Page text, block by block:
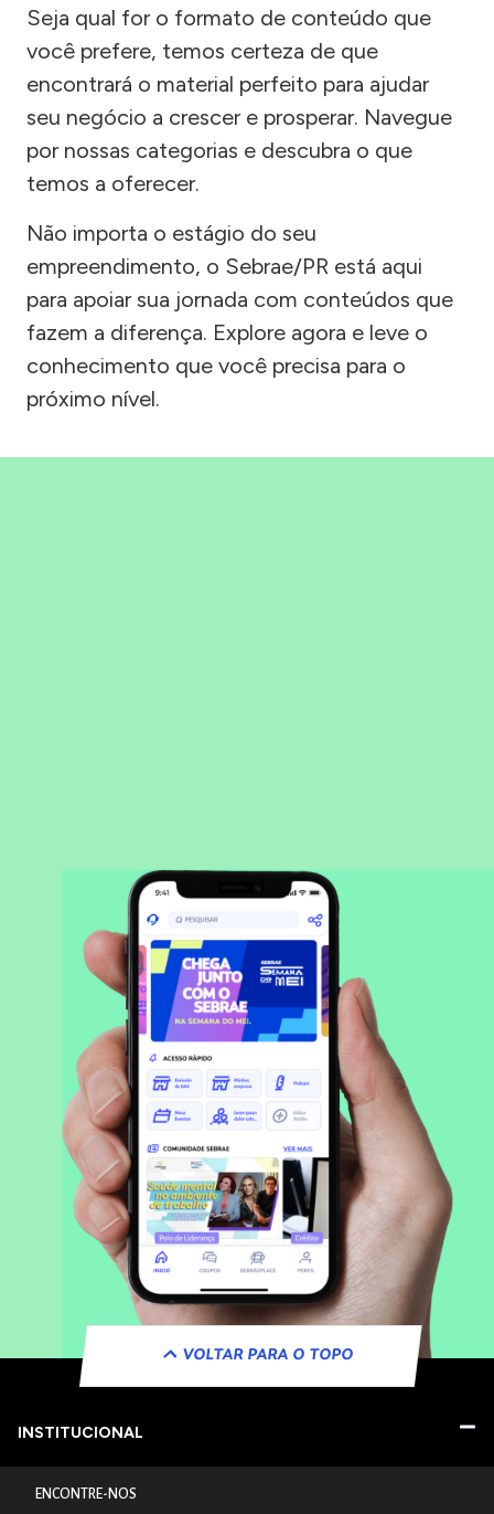
Seja qual for o formato de conteúdo que
você prefere, temos certeza de que
encontrará o material perfeito para ajudar
seu negócio a crescer e prosperar. Navegue
por nossas categorias e descubra o que
temos a oferecer.
Não importa o estágio do seu
empreendimento, o Sebrae/PR está aqui
para apoiar sua jornada com conteúdos que
fazem a diferença. Explore agora e leve o
conhecimento que você precisa para o
próximo nível.
VOLTAR PARA O TOPO
INSTITUCIONAL
ENCONTRE-NOS